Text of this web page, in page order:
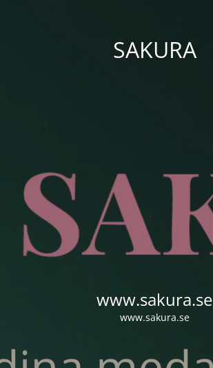
SAKURA
www.sakura.se
www.sakura.se